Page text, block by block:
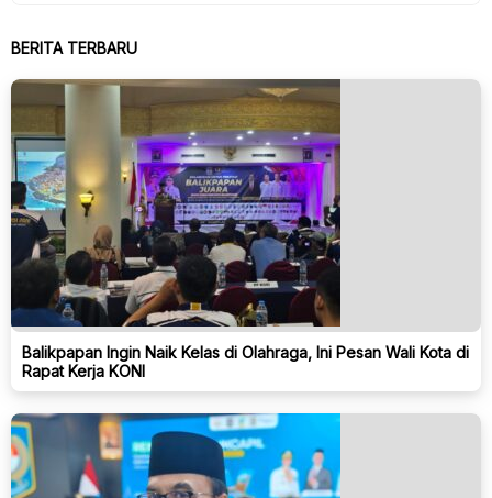
BERITA TERBARU
Balikpapan Ingin Naik Kelas di Olahraga, Ini Pesan Wali Kota di
Rapat Kerja KONI